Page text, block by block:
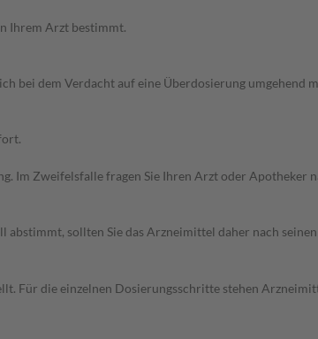
Ihrem Arzt bestimmt.
bei dem Verdacht auf eine Überdosierung umgehend
Im Zweifelsfalle fragen Sie Ihren Arzt oder Apotheker
sollten Sie das Arzneimittel daher nach
Für die einzelnen Dosierungsschritte stehen